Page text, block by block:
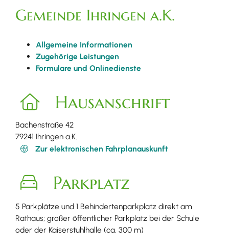
Gemeinde Ihringen a.K.
Allgemeine Informationen
Zugehörige Leistungen
Formulare und Onlinedienste
Hausanschrift
Bachenstraße 42
79241 Ihringen a.K.
Zur elektronischen Fahrplanauskunft
Parkplatz
5 Parkplätze und 1 Behindertenparkplatz direkt am
Rathaus; großer öffentlicher Parkplatz bei der Schule
oder der Kaiserstuhlhalle (ca. 300 m)